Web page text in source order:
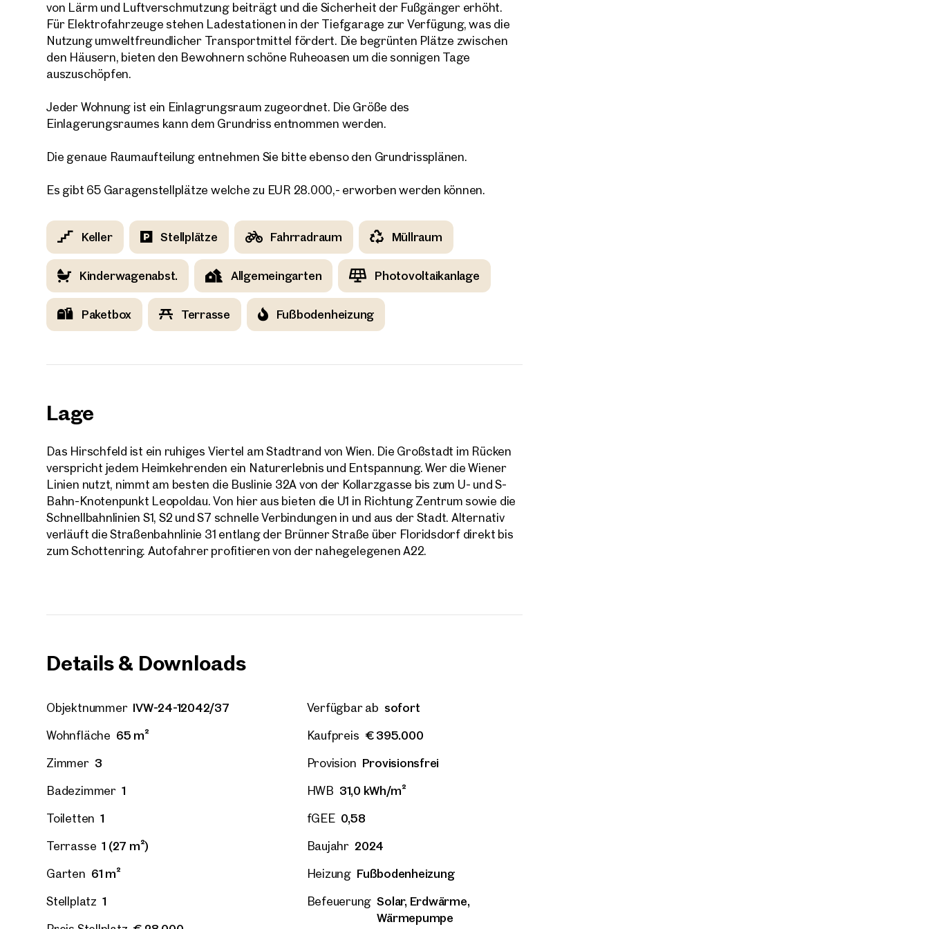
von Lärm und Luftverschmutzung beiträgt und die Sicherheit der Fußgänger erhöht.
Für Elektrofahrzeuge stehen Ladestationen in der Tiefgarage zur Verfügung, was die
Nutzung umweltfreundlicher Transportmittel fördert. Die begrünten Plätze zwischen
den Häusern, bieten den Bewohnern schöne Ruheoasen um die sonnigen Tage
auszuschöpfen.
Jeder Wohnung ist ein Einlagrungsraum zugeordnet. Die Größe des
Einlagerungsraumes kann dem Grundriss entnommen werden.
Die genaue Raumaufteilung entnehmen Sie bitte ebenso den Grundrissplänen.
Es gibt 65 Garagenstellplätze welche zu EUR 28.000,- erworben werden können.
Keller Stellplätze Fahrradraum Müllraum
Kinderwagenabst. Allgemeingarten Photovoltaikanlage
Paketbox Terrasse Fußbodenheizung
Lage
Das Hirschfeld ist ein ruhiges Viertel am Stadtrand von Wien. Die Großstadt im Rücken
verspricht jedem Heimkehrenden ein Naturerlebnis und Entspannung. Wer die Wiener
Linien nutzt, nimmt am besten die Buslinie 32A von der Kollarzgasse bis zum U- und S-
Bahn-Knotenpunkt Leopoldau. Von hier aus bieten die U1 in Richtung Zentrum sowie die
Schnellbahnlinien S1, S2 und S7 schnelle Verbindungen in und aus der Stadt. Alternativ
verläuft die Straßenbahnlinie 31 entlang der Brünner Straße über Floridsdorf direkt bis
zum Schottenring. Autofahrer profitieren von der nahegelegenen A22.
Details & Downloads
Objektnummer IVW-24-12042/37
Wohnfläche 65 m²
Zimmer 3
Badezimmer 1
Toiletten 1
Terrasse 1 (27 m²)
Garten 61 m²
Stellplatz 1
Verfügbar ab sofort
Kaufpreis € 395.000
Provision Provisionsfrei
HWB 31,0 kWh/m²
fGEE 0,58
Baujahr 2024
Heizung Fußbodenheizung
Befeuerung Solar, Erdwärme,
Wärmepumpe
E-Mail Adresse
Rückruf-Service
einverstanden.
Immobilienmarkt informiert werden und erteile durch Klick auf die Checkbox meine
Anfrage Absenden
in der Nähe
Erstbezug – Idyllisch im Grünen –
2 Zimmer Balkon Verfügbar sofort
€ 311.000
Direkte:r Ansprechpartner:in
Anrufen oder Rückruf vereinbaren